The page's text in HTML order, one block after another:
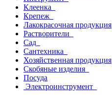
Клеенка
Крепеж
Лакокрасочная продукция
Растворители
Сад
Сантехника
Хозяйственная продукция
Скобяные изделия
Посуда
Электроинструмент